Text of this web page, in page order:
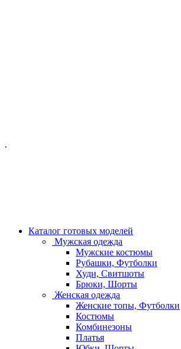
.
Каталог готовых моделей
Мужская одежда
Мужские костюмы
Рубашки, Футболки
Худи, Свитшоты
Брюки, Шорты
Женская одежда
Женские топы, Футболки
Костюмы
Комбинезоны
Платья